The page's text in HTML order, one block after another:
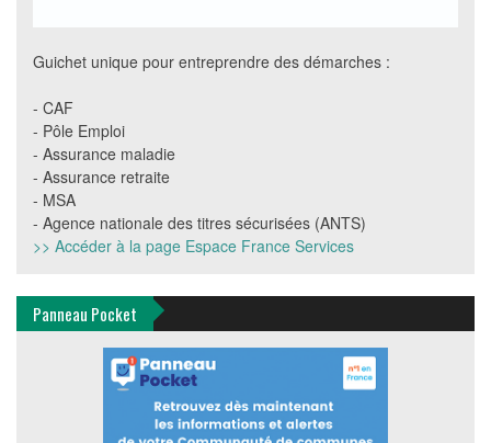
Guichet unique pour entreprendre des démarches :
- CAF
- Pôle Emploi
- Assurance maladie
- Assurance retraite
- MSA
- Agence nationale des titres sécurisées (ANTS)
>> Accéder à la page Espace France Services
Panneau Pocket